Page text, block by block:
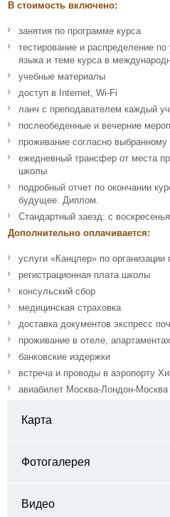
В стоимость включено:
занятия по программе курса
тестирование и распределение
языка и теме курса в
учебные материалы
доступ в Internet, Wi-Fi
ланч с преподавателем каждый
послеобеденные и вечерние
проживание согласно выбранному
ежедневный трансфер от места
школы
подробный отчет по окончании
будущее. Диплом.
Стандартный заезд: с
Дополнительно оплачивается:
услуги «Канцлер» по организации
регистрационная плата школы
консульский сбор
медицинская страховка
доставка документов экспресс
проживание в отеле,
банковские издержки
встреча и проводы в аэропорту
авиабилет Москва-Лондон-Москва
Карта
Фотогалерея
Видео